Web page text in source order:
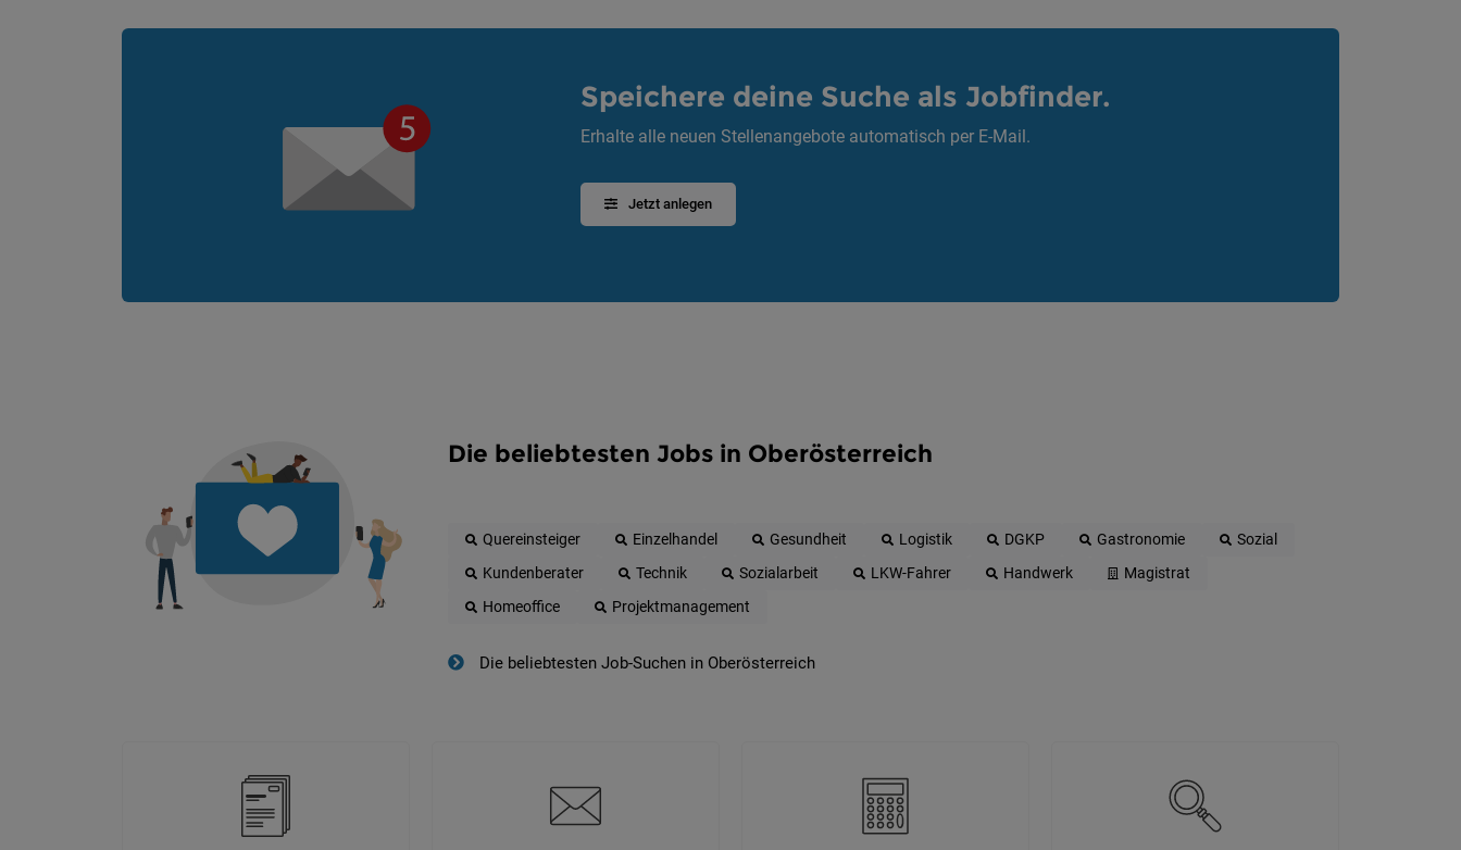
Speichere deine Suche als Jobfinder.
Erhalte alle neuen Stellenangebote automatisch per E-Mail.
Jetzt anlegen
Die beliebtesten Jobs in Oberösterreich
Quereinsteiger Einzelhandel Gesundheit Logistik DGKP Gastronomie
Sozial
Kundenberater
Technik Sozialarbeit LKW-Fahrer Handwerk
Magistrat
Homeoffice
Projektmanagement
Die beliebtesten Job-Suchen in Oberösterreich